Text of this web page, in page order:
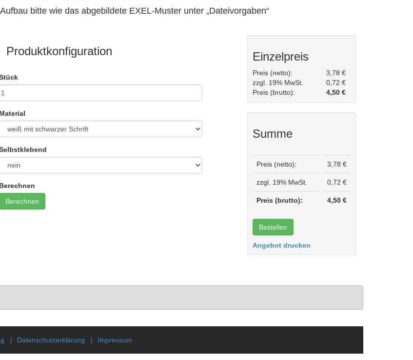
Aufbau bitte wie das abgebildete EXEL-Muster unter „Dateivorgaben“
Produktkonfiguration
Material
Berechnen
Einzelpreis
Preis (netto):
3,78 €
zzgl. 19% MwSt.
0,72 €
Preis (brutto):
4,50 €
Summe
Preis (netto): 3,78 €
zzgl. 19% MwSt. 0,72 €
Preis (brutto): 4,50 €
Angebot drucken
Datenschutzerklärung Impressum